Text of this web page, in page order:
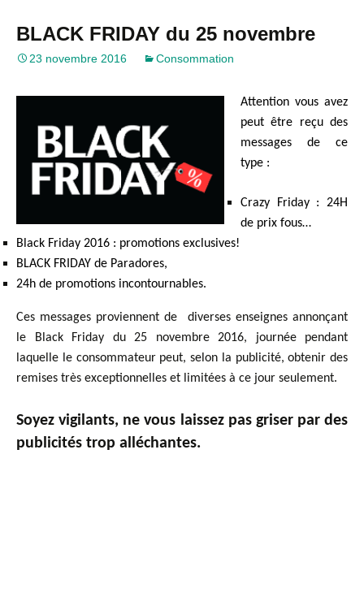
BLACK FRIDAY du 25 novembre
23 novembre 2016 Consommation
Attention vous avez
peut être reçu des
messages de ce
type :
Crazy Friday : 24H
de prix fous…
Black Friday 2016 : promotions exclusives!
BLACK FRIDAY de Paradores,
24h de promotions incontournables.
Ces messages proviennent de diverses enseignes annonçant
le Black Friday du 25 novembre 2016, journée pendant
laquelle le consommateur peut, selon la publicité, obtenir des
remises très exceptionnelles et limitées à ce jour seulement.
Soyez vigilants, ne vous laissez pas griser par des
publicités trop alléchantes.